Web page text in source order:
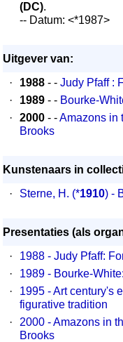
(DC).
-- Datum: <*1987>
Uitgever van:
·
1988 - - Judy Pfaff :
·
1989 - - Bourke-
·
2000 - -Amazons in
Brooks
Kunstenaars in
·
Sterne, H. (*1910) -
Presentaties (als
·
1988 - Judy Pfaff:
·
1989 - Bourke-
·
1995 - Art century's
figurative tradition
·
2000 - Amazons in
Brooks